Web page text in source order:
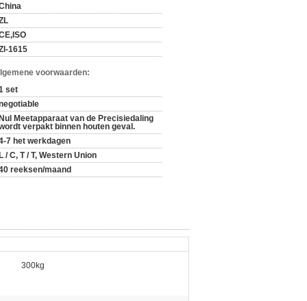
1615
voorwaarden:
set
Meetapparaat van de Precisiedaling
verpakt binnen houten geval.
7 het werkdagen
/ C, T / T, Western Union
reeksen/maand
300kg